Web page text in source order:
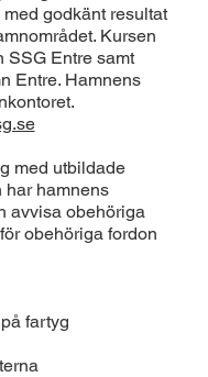
godkänt resultat
Kursen
SSG Entre samt
Entre. Hamnens
med utbildade
har hamnens
avvisa obehöriga
obehöriga fordon
fartyg